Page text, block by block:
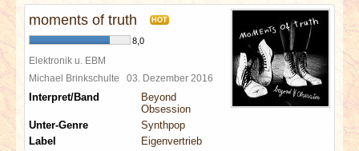
SPECIALS
REDAKTION
LINKS
moments of truth HOT
8,0
Elektronik u. EBM
Michael Brinkschulte 03. Dezember 2016
Interpret/Band
Beyond
Obsession
Unter-Genre
Synthpop
Label
Eigenvertrieb